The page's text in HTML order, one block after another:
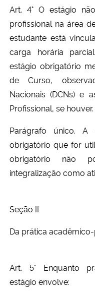
Art. 4° O estágio
profissional na área
estudante está
carga horária
estágio obrigatório
de Curso,
Nacionais (DCNs) e
Profissional, se houver.
Parágrafo único.
obrigatório que for
obrigatório não
integralização como
Seção II
Da prática
Art. 5° Enquanto
estágio envolve: